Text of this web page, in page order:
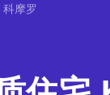
科摩罗